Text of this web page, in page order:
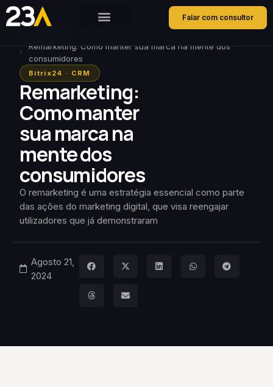
Falar com consultor
Remarketing: Como manter sua marca na mente dos
consumidores
Bitrix24 · CRM
Remarketing:
Como manter
sua marca na
mente dos
consumidores
O remarketing é uma estratégia essencial como parte
das ações do marketing digital, que visa reengajar
utilizadores que já demonstraram
Agosto 21,
2024